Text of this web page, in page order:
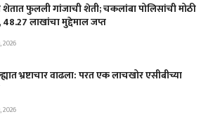
फुलली गांजाची शेती; चकलांबा पोलिसांची मोठी
48.27 लाखांचा मुद्देमाल जप्त
2026
भ्रष्टाचार वाढला: परत एक लाचखोर एसीबीच्या
2026